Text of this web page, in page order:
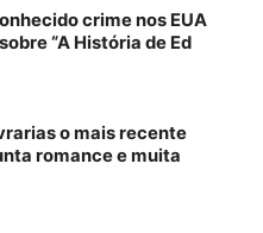
crime nos EUA
“A História de Ed
o mais recente
romance e muita